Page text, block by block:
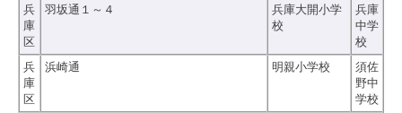
兵
庫
区
羽坂通１～４
兵庫大開小学
校
兵庫
中学
校
兵
庫
区
浜崎通 明親小学校
須佐
野中
学校